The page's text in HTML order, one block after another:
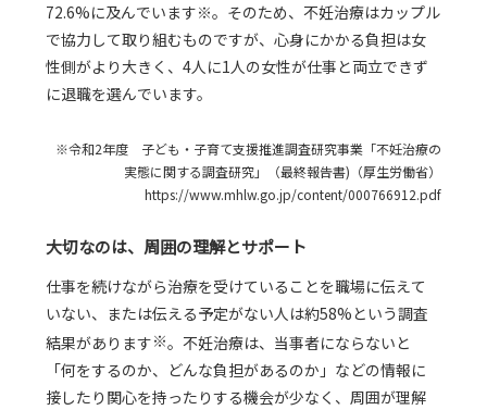
72.6%に及んでいます※。そのため、不妊治療はカップル
で協力して取り組むものですが、心身にかかる負担は女
性側がより大きく、4人に1人の女性が仕事と両立できず
に退職を選んでいます。
※令和2年度 子ども・子育て支援推進調査研究事業「不妊治療の
実態に関する調査研究」（最終報告書)（厚生労働省）
https://www.mhlw.go.jp/content/000766912.pdf
大切なのは、周囲の理解とサポート
仕事を続けながら治療を受けていることを職場に伝えて
いない、または伝える予定がない人は約58%という調査
結果があります※。不妊治療は、当事者にならないと
「何をするのか、どんな負担があるのか」などの情報に
接したり関心を持ったりする機会が少なく、周囲が理解